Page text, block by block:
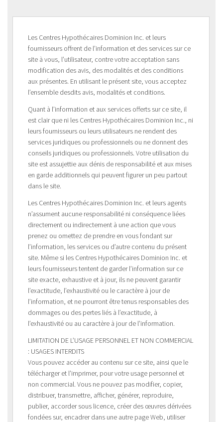
Les Centres Hypothécaires Dominion Inc. et leurs
fournisseurs offrent de l’information et des services sur ce
site à vous, l’utilisateur, contre votre acceptation sans
modification des avis, des modalités et des conditions
aux présentes. En utilisant le présent site, vous acceptez
l’ensemble desdits avis, modalités et conditions.
Quant à l’information et aux services offerts sur ce site, il
est clair que ni les Centres Hypothécaires Dominion Inc., ni
leurs fournisseurs ou leurs utilisateurs ne rendent des
services juridiques ou professionnels ou ne donnent des
conseils juridiques ou professionnels. Votre utilisation du
site est assujettie aux dénis de responsabilité et aux mises
en garde additionnels qui peuvent figurer un peu partout
dans le site.
Les Centres Hypothécaires Dominion Inc. et leurs agents
n’assument aucune responsabilité ni conséquence liées
directement ou indirectement à une action que vous
prenez ou omettez de prendre en vous fondant sur
l’information, les services ou d’autre contenu du présent
site. Même si les Centres Hypothécaires Dominion Inc. et
leurs fournisseurs tentent de garder l’information sur ce
site exacte, exhaustive et à jour, ils ne peuvent garantir
l’exactitude, l’exhaustivité ou le caractère à jour de
l’information, et ne pourront être tenus responsables des
dommages ou des pertes liés à l’exactitude, à
l’exhaustivité ou au caractère à jour de l’information.
LIMITATION DE L’USAGE PERSONNEL ET NON COMMERCIAL
: USAGES INTERDITS
Vous pouvez accéder au contenu sur ce site, ainsi que le
télécharger et l’imprimer, pour votre usage personnel et
non commercial. Vous ne pouvez pas modifier, copier,
distribuer, transmettre, afficher, générer, reproduire,
publier, accorder sous licence, créer des œuvres dérivées
fondées sur, encadrer dans une autre page Web, utiliser